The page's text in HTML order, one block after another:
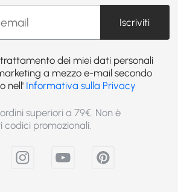
Iscriviti
dei miei dati personali
a mezzo e-mail secondo
nell' Informativa sulla Privacy
superiori a 79€. Non è
promozionali.